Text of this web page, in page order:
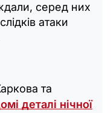
серед них
атаки
та
деталі нічної